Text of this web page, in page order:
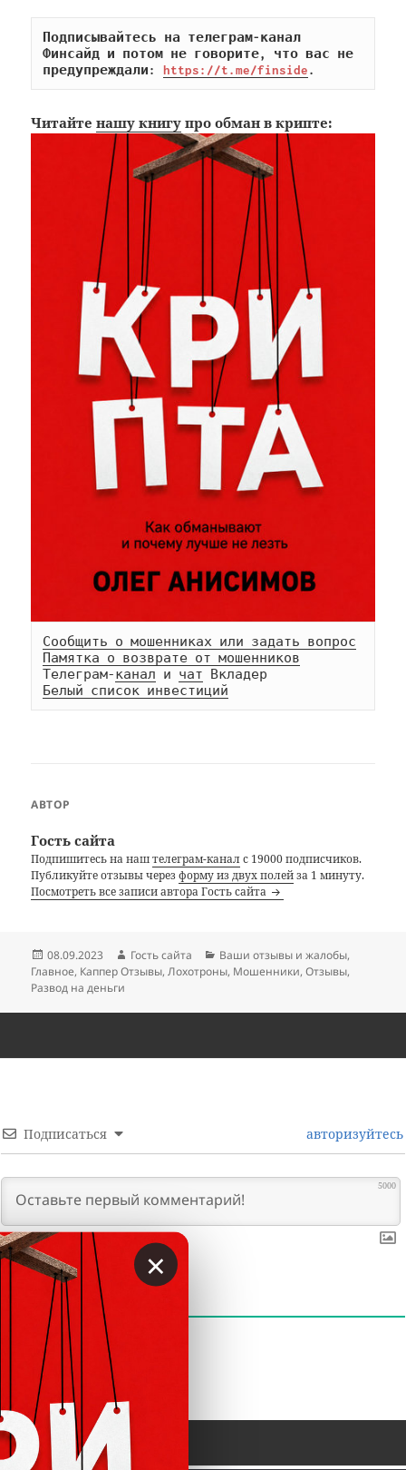
Подписывайтесь на телеграм-канал
Финсайд и потом не говорите, что вас не
предупреждали: https://t.me/finside.
Читайтенашу книгу про обман в крипте:
Сообщить о мошенниках или задать вопрос
Памятка о возврате от мошенников
Телеграм-канал и чат
Белый список инвестиций
АВТОР
Гость сайта
Подпишитесь на наштелеграм-каналс 19000 подписчиков.
Публикуйте отзывы черезформу из двух полейза 1 минуту.
Посмотреть все записи автора Гость сайта
Опубликовано
08.09.2023 Автор
Гость сайта Рубрики
Ваши отзывы и жалобы,
Главное, Каппер Отзывы,Лохотроны, Мошенники,Отзывы,
Развод на деньги
Подписаться авторизуйтесь
5000
КОММЕНТАРИИ
×